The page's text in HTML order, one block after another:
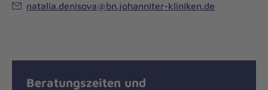
natalia.denisova@bn.johanniter-kliniken.de
Beratungszeiten und